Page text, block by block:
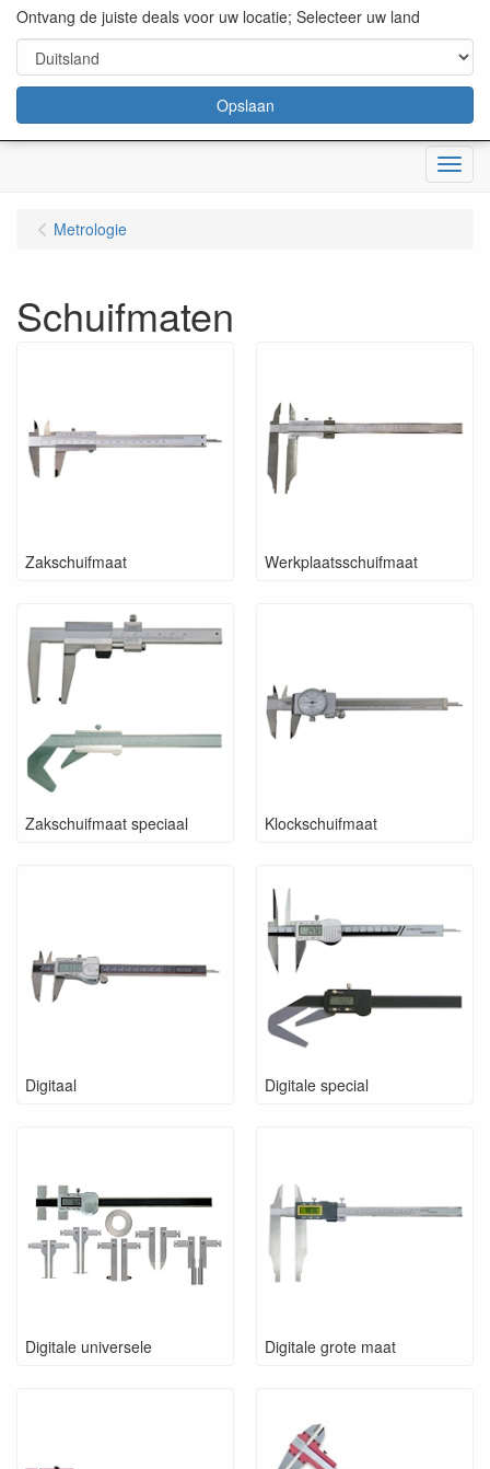
content="18/11/2025″/>
Menu
Metrologie
Schuifmaten
Zakschuifmaat Werkplaatsschuifmaat
Zakschuifmaat speciaal Klockschuifmaat
Digitaal Digitale special
Digitale universele Digitale grote maat
Ontvang de juiste deals voor uw locatie; Selecteer uw land
Opslaan